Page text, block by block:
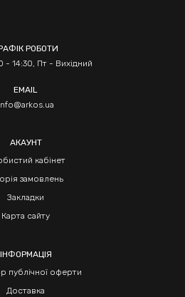
РОБОТИ
- 14:30, Пт - Вихідний
EMAIL
АКАУНТ
кабінет
замовлень
Закладки
Карта сайту
ІНФОРМАЦІЯ
публічної оферти
Доставка